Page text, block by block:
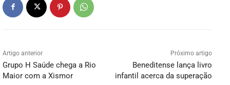
Artigo anterior
Grupo H Saúde chega a Rio
Maior com a Xismor
Próximo artigo
Beneditense lança livro
infantil acerca da superação